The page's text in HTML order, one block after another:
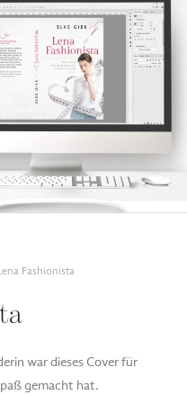
Fashionista
war dieses Cover für
gemacht hat.